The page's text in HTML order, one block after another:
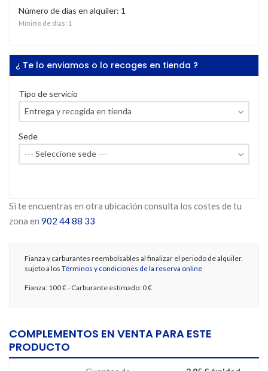
Número de días en alquiler: 1
Mínimo de días: 1
¿ Te lo enviamos o lo recoges en tienda ?
Tipo de servicio
Sede
Si te encuentras en otra ubicación consulta los costes de tu
zona en 902 44 88 33
Fianza y carburantes reembolsables al finalizar el periodo de alquiler,
sujeto a los Términos y condiciones de la reserva online
Fianza: 100 €- Carburante estimado: 0 €
COMPLEMENTOS EN VENTA PARA ESTE
PRODUCTO